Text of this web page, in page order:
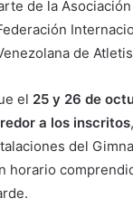
de la
de
el 25 y 26 de
a los inscritos
del
horario